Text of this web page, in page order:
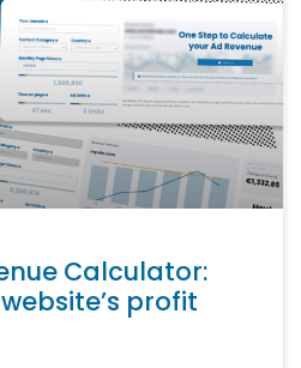
Calculator:
profit